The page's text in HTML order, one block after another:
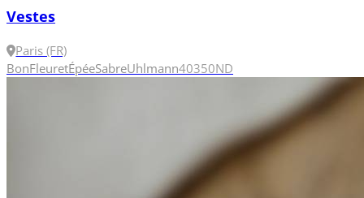
Vestes
Paris (FR)
BonFleuretÉpéeSabreUhlmann40350ND